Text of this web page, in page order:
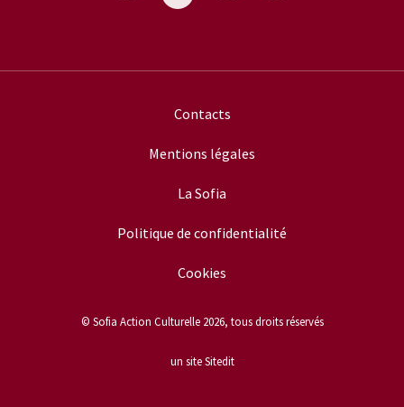
Contacts
Mentions légales
La Sofia
Politique de confidentialité
Cookies
© Sofia Action Culturelle 2026, tous droits réservés
un site Sitedit